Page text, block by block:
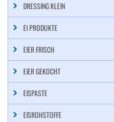
DRESSING KLEIN
EI PRODUKTE
EIER FRISCH
EIER GEKOCHT
EISPASTE
EISROHSTOFFE